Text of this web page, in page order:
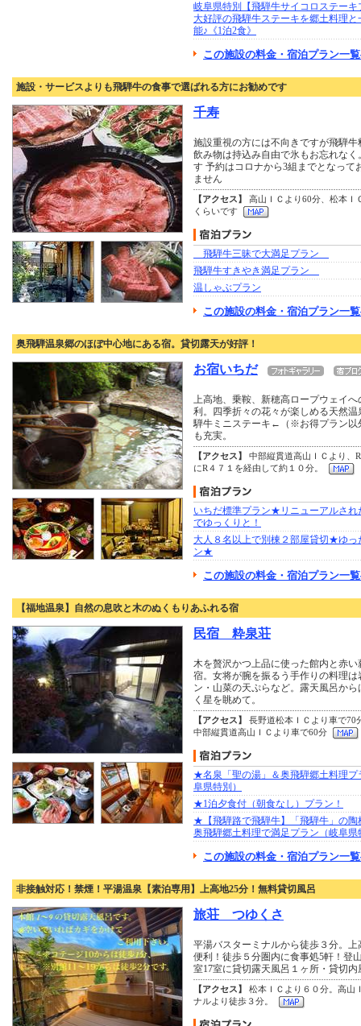
岐阜県特別【飛騨牛サイコロステーキ
大好評の飛騨牛ステーキを郷土料理と
能♪《1泊2食》
この施設の料金・宿泊プラン一
施設・サービスよりも飛騨牛の食事で選ばれる方にお勧めです
千寿
施設重視の方には不向きですが飛騨
飲み物は持込み自由で氷もお忘れな
す 予約はコロナから3組までとなって
ません
【アクセス】
高山ＩＣより60分、松本Ｉ
くらいです
飛騨牛三昧で大満足プラン
飛騨牛すきやき満足プラン
温しゃぶプラン
この施設の料金・宿泊プラン一
奥飛騨温泉郷のほぼ中心地にある宿。貸切露天が好評！
お宿いちだ
上高地、乗鞍、新穂高ロープウェイ
利。四季折々の花々が楽しめる天然
騨牛ミニステーキ←（※お得プラン以
も充実。
【アクセス】
中部縦貫道高山ＩＣより、
にR４７１を経由して約１０分。
いちだ標準プラン★リニューアルされ
でゆっくりと！
大人８名以上で別棟２部屋貸切★ゆっ
ン★
この施設の料金・宿泊プラン一
【福地温泉】自然の息吹と木のぬくもりあふれる宿
民宿 粋泉荘
木を贅沢かつ上品に使った館内と赤
宿。女将が腕を振るう手作りの料理
ン・山菜の天ぷらなど。露天風呂か
く星を眺めて。
【アクセス】
長野道松本ＩＣより車で70
中部縦貫道高山ＩＣより車で60分
★名泉「聖の湯」＆奥飛騨郷土料理プ
阜県特別）
★1泊夕食付（朝食なし）プラン！
★【飛騨路で飛騨牛】「飛騨牛」の陶
奥飛騨郷土料理で満足プラン（岐阜県
この施設の料金・宿泊プラン一
非接触対応！禁煙！平湯温泉【素泊専用】上高地25分！無料貸切風呂
旅荘 つゆくさ
平湯バスターミナルから徒歩３分。
便利！徒歩５分圏内に食事処5軒！登
室17室に貸切露天風呂１ヶ所・貸切
【アクセス】
松本ＩＣより６０分。高山
ナルより徒歩３分。